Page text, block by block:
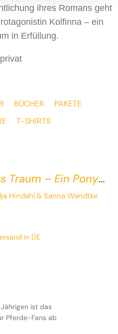
ihres Romans geht
Kolfinna – ein
in Erfüllung.
BÜCHER
PAKETE
T-SHIRTS
Traum – Ein Pony
Hindahl& Sanna Wandtke
in DE
ist das
Pferde-Fans ab